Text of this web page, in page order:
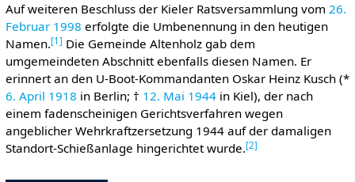
Auf weiteren Beschluss der Kieler Ratsversammlung vom 26.
Februar 1998 erfolgte die Umbenennung in den heutigen
Namen.[1 ] Die Gemeinde Altenholz gab dem
umgemeindeten Abschnitt ebenfalls diesen Namen. Er
erinnert an den U-Boot-Kommandanten Oskar Heinz Kusch (*
6. April 1918 in Berlin; † 12. Mai 1944in Kiel), der nach
einem fadenscheinigen Gerichtsverfahren wegen
angeblicher Wehrkraftzersetzung 1944 auf der damaligen
Standort-Schießanlage hingerichtet wurde.[2]